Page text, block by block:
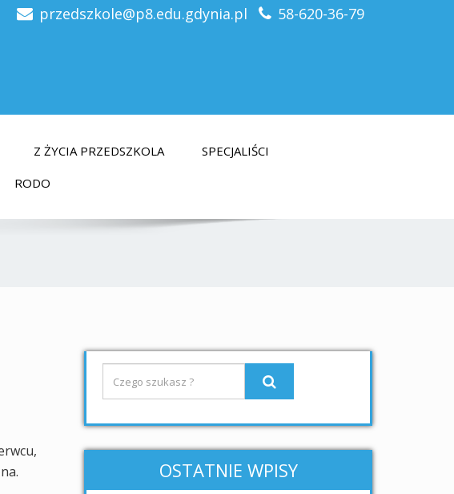
przedszkole@p8.edu.gdynia.pl 58-620-36-79
Z ŻYCIA PRZEDSZKOLA
SPECJALIŚCI
RODO
OSTATNIE WPISY